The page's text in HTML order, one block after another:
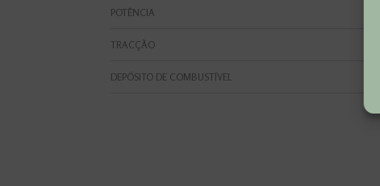
POTÊNCIA
TRACÇÃO
DEPÓSITO DE COMBUSTÍVEL